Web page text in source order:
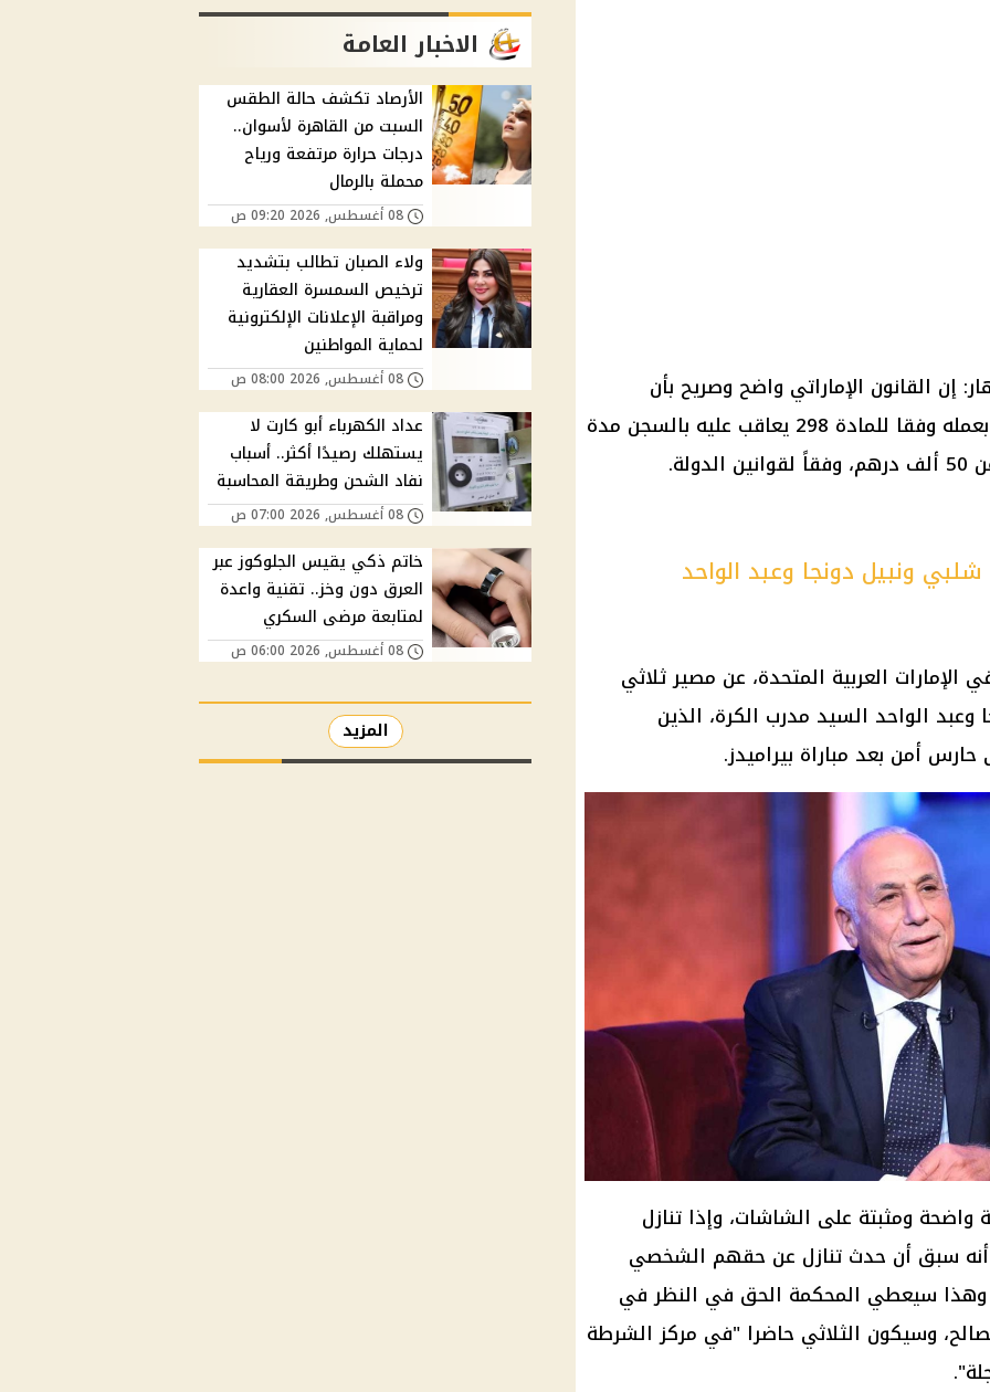
إن القانون الإماراتي واضح وصريح بأن
أثناء قيامه بعمله وفقا للمادة 298 يعاقب عليه بالسجن مدة
ونبيل دونجا وعبد الواحد
الإمارات العربية المتحدة، عن مصير ثلاثي
وعبد الواحد السيد مدرب الكرة، الذين
حارس أمن بعد مباراة بيراميدز.
واضحة ومثبتة على الشاشات، وإذا تنازل
أنه سبق أن حدث تنازل عن حقهم الشخصي
وهذا سيعطي المحكمة الحق في النظر في
الشرطة
الاخبار العامة
الأرصاد تكشف حالة الطقس
السبت من القاهرة لأسوان..
درجات حرارة مرتفعة ورياح
محملة بالرمال
08 أغسطس, 2026 09:20 ص
ولاء الصبان تطالب بتشديد
ترخيص السمسرة العقارية
ومراقبة الإعلانات الإلكترونية
لحماية المواطنين
08 أغسطس, 2026 08:00 ص
عداد الكهرباء أبو كارت لا
يستهلك رصيدًا أكثر.. أسباب
نفاد الشحن وطريقة المحاسبة
08 أغسطس, 2026 07:00 ص
خاتم ذكي يقيس الجلوكوز عبر
العرق دون وخز.. تقنية واعدة
لمتابعة مرضى السكري
08 أغسطس, 2026 06:00 ص
المزيد